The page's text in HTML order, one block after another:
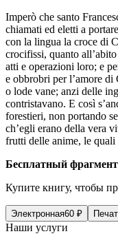
Imperò che santo
chiamati ed eletti a
con la lingua la croce di
crocifissi, quanto
atti e operazioni loro; e
e obbrobri per l’amore
o lode vane; anzi delle
contristavano. E così
forestieri, non portando
ch’egli erano della vera
frutti delle anime, le
Бесплатный
Купите книгу, чтобы
Электронная60 ₽
Наши услуги